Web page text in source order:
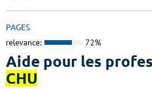
PAGES
relevance: 72%
Aide pour les
CHU